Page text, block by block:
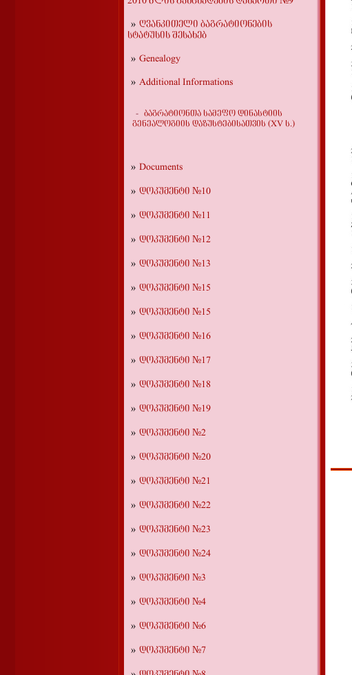
ღვანკითელი ბაგრატიონების
სტატუსის შესახებ
Genealogy
Additional Informations
ბაგრატიონთა სამეფო დინასტიის
გენეალოგიის დაზუსტებისათვის (XV ს.)
Documents
დოკუმენტი №10
დოკუმენტი №11
დოკუმენტი №12
დოკუმენტი №13
დოკუმენტი №15
დოკუმენტი №15
დოკუმენტი №16
დოკუმენტი №17
დოკუმენტი №18
დოკუმენტი №19
დოკუმენტი №2
დოკუმენტი №20
დოკუმენტი №21
დოკუმენტი №22
დოკუმენტი №23
დოკუმენტი №24
დოკუმენტი №3
დოკუმენტი №4
დოკუმენტი №6
დოკუმენტი №7